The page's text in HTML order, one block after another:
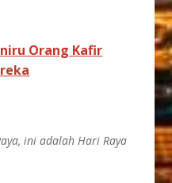
Orang Kafir
ini adalah Hari Raya